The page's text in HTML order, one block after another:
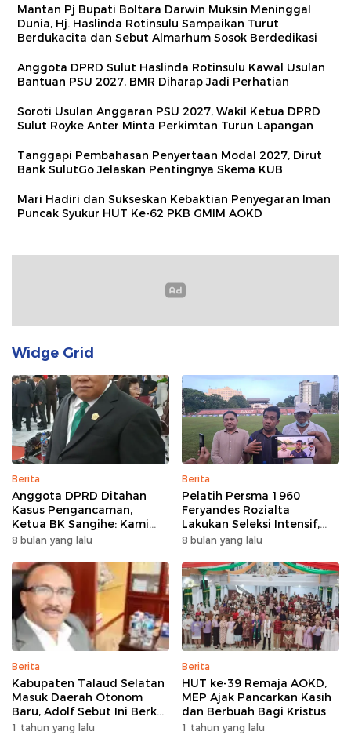
Mantan Pj Bupati Boltara Darwin Muksin Meninggal
Dunia, Hj. Haslinda Rotinsulu Sampaikan Turut
Berdukacita dan Sebut Almarhum Sosok Berdedikasi
Anggota DPRD Sulut Haslinda Rotinsulu Kawal Usulan
Bantuan PSU 2027, BMR Diharap Jadi Perhatian
Soroti Usulan Anggaran PSU 2027, Wakil Ketua DPRD
Sulut Royke Anter Minta Perkimtan Turun Lapangan
Tanggapi Pembahasan Penyertaan Modal 2027, Dirut
Bank SulutGo Jelaskan Pentingnya Skema KUB
Mari Hadiri dan Sukseskan Kebaktian Penyegaran Iman
Puncak Syukur HUT Ke-62 PKB GMIM AOKD
Widge Grid
Berita
Anggota DPRD Ditahan
Kasus Pengancaman,
Ketua BK Sangihe: Kami
Prihatin, Tapi Hormati
8 bulan yang lalu
Berita
Pelatih Persma 1960
Feryandes Rozialta
Lakukan Seleksi Intensif,
Cari Pemain Cepat
8 bulan yang lalu
Berita
Kabupaten Talaud Selatan
Masuk Daerah Otonom
Baru, Adolf Sebut Ini Berkat
Dukungan Dari Berbagai
1 tahun yang lalu
Berita
HUT ke-39 Remaja AOKD,
MEP Ajak Pancarkan Kasih
dan Berbuah Bagi Kristus
1 tahun yang lalu